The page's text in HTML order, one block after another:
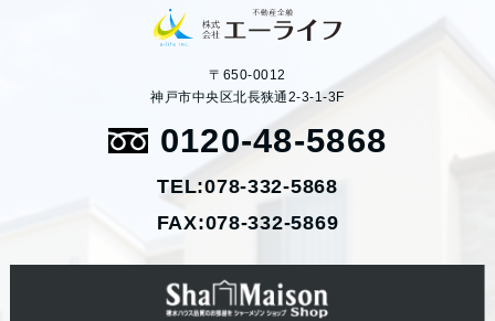
〒650-0012
神戸市中央区北長狭通2-3-1-3F
0120-48-5868
TEL:078-332-5868
FAX:078-332-5869